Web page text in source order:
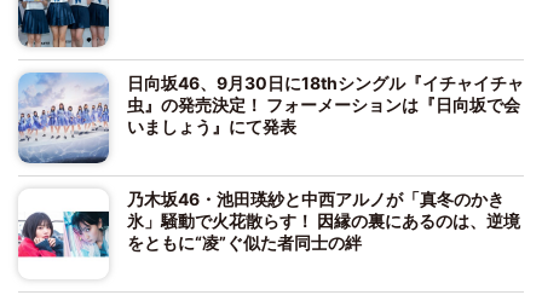
日向坂46、9月30日に18thシングル『イチャイチャ
虫』の発売決定！ フォーメーションは『日向坂で会
いましょう』にて発表
乃木坂46・池田瑛紗と中西アルノが「真冬のかき
氷」騒動で火花散らす！ 因縁の裏にあるのは、逆境
をともに“凌”ぐ似た者同士の絆